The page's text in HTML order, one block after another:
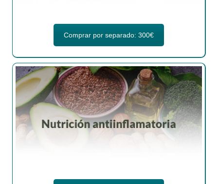
Comprar por separado: 300€